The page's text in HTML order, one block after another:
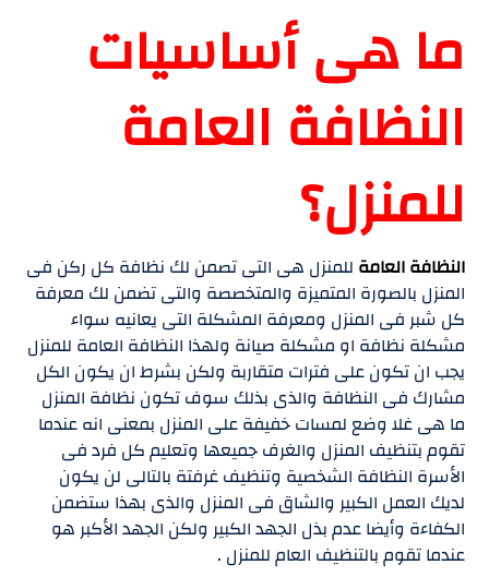
ما هى أساسيات
النظافة العامة
للمنزل؟
النظافة العامة للمنزل هى التى تصمن لك نظافة كل ركن فى
المنزل بالصورة المتميزة والمتخصصة والتى تضمن لك معرفة
كل شبر فى المنزل ومعرفة المشكلة التى يعانيه سواء
مشكلة نظافة او مشكلة صيانة ولهذا النظافة العامة للمنزل
يجب ان تكون على فترات متقاربة ولكن بشرط ان يكون الكل
مشارك فى النظافة والذى بذلك سوف تكون نظافة المنزل
ما هى غلا وضع لمسات خفيفة على المنزل بمعنى انه عندما
تقوم بتنظيف المنزل والغرف جميعها وتعليم كل فرد فى
الأسرة النظافة الشخصية وتنظيف غرفتة بالتالى لن يكون
لديك العمل الكبير والشاق فى المنزل والذى بهذا ستضمن
الكفاءة وأيضا عدم بذل الجهد الكبير ولكن الجهد الأكبر هو
عندما تقوم بالتنظيف العام للمنزل .